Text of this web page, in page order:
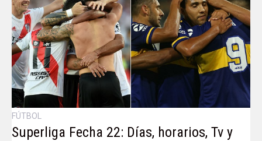
FÚTBOL
Superliga Fecha 22: Días, horarios, Tv y